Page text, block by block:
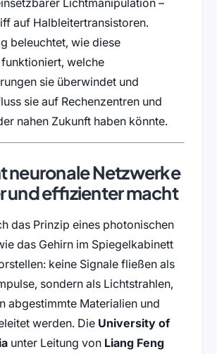
auf Halbleitertransistoren.
beleuchtet, wie diese
welche
sie überwindet und
sie auf Rechenzentren und
nahen Zukunft haben könnte.
neuronale Netzwerke
und effizienter macht
das Prinzip eines photonischen
das Gehirn im Spiegelkabinett
keine Signale fließen als
sondern als Lichtstrahlen,
abgestimmte Materialien und
werden. Die University of
unter Leitung von Liang Feng